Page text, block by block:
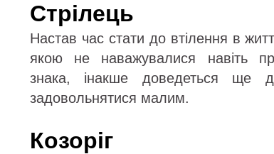
Стрілець
Настав час стати до втілення в
якою не наважувалися навіть
знака, інакше доведеться ще
задовольнятися малим.
Козоріг